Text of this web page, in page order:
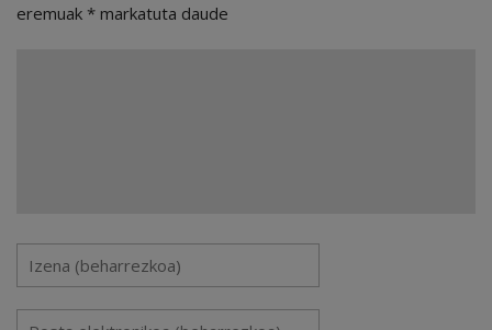
eremuak * markatuta daude